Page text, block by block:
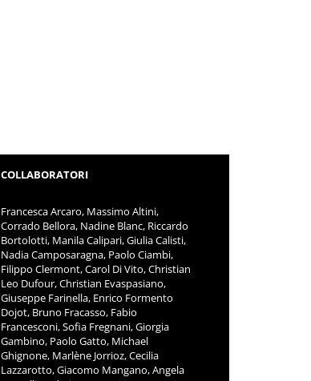
COLLABORATORI
Francesca Arcaro, Massimo Altini,
Corrado Bellora, Nadine Blanc, Riccardo
Bortolotti, Manila Calipari, Giulia Calisti,
Nadia Camposaragna, Paolo Ciambi,
Filippo Clermont, Carol Di Vito, Christian
Leo Dufour, Christian Evaspasiano,
Giuseppe Farinella, Enrico Formento
Dojot, Bruno Fracasso, Fabio
Francesconi, Sofia Fregnani, Giorgia
Gambino, Paolo Gatto, Michael
Ghignone, Marlène Jorrioz, Cecilia
Lazzarotto, Giacomo Mangano, Angela